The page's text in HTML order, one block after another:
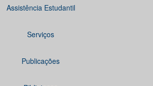
Assistência Estudantil
Serviços
Publicações